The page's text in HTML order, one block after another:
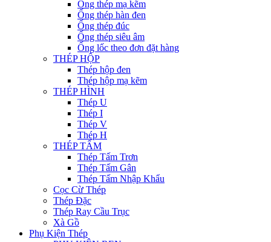
Ống thép mạ kẽm
Ống thép hàn đen
Ống thép đúc
Ống thép siêu âm
Ống lốc theo đơn đặt hàng
THÉP HỘP
Thép hộp đen
Thép hộp mạ kẽm
THÉP HÌNH
Thép U
Thép I
Thép V
Thép H
THÉP TẤM
Thép Tấm Trơn
Thép Tấm Gân
Thép Tấm Nhập Khẩu
Cọc Cừ Thép
Thép Đặc
Thép Ray Cầu Trục
Xà Gồ
Phụ Kiện Thép